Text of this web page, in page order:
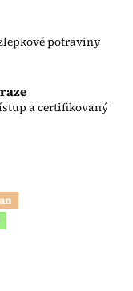
potraviny
a certifikovaný